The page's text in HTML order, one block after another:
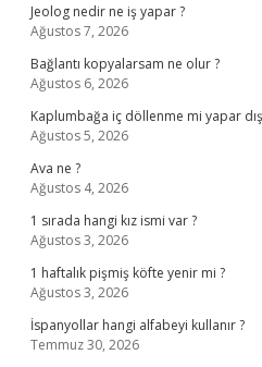
Jeolog nedir ne iş yapar ?
Ağustos 7, 2026
Bağlantı kopyalarsam ne olur ?
Ağustos 6, 2026
Kaplumbağa iç döllenme mi yapar
Ağustos 5, 2026
Ava ne ?
Ağustos 4, 2026
1 sırada hangi kız ismi var ?
Ağustos 3, 2026
1 haftalık pişmiş köfte yenir mi ?
Ağustos 3, 2026
İspanyollar hangi alfabeyi kullanır ?
Temmuz 30, 2026